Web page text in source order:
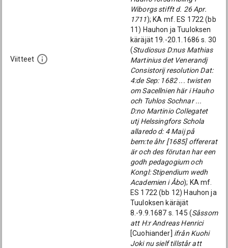
Viitteet
Wiborgs stifft d. 26 Apr.
1711); KA mf. ES 1722 (bb
11) Hauhon ja Tuuloksen
käräjät 19.-20.1.1686 s. 30
(Studiosus D:nus Mathias
Martinius det Venerandj
Consistorij resolution Dat:
4:de Sep: 1682 ... twisten
om Sacellnien här i Hauho
och Tuhlos Sochnar ...
D:no Martinio Collegatet
utj Helssingfors Schola
allaredo d: 4 Maij på
bem:te åhr [1685] offererat
är och des förutan har een
godh pedagogium och
Kongl: Stipendium wedh
Academien i Åbo); KA mf.
ES 1722 (bb 12) Hauhon ja
Tuuloksen käräjät
8.-9.9.1687 s. 145 (Såssom
att H:r Andreas Henrici
[Cuohiander] ifrån Kuohi
Joki nu sielf tillstår att